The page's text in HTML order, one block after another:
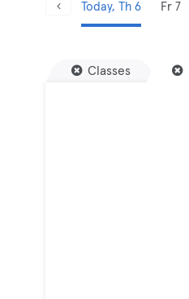
Today, Th 6 Fr 7
Classes